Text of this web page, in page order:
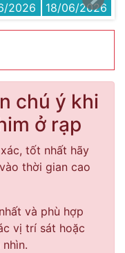
2026
18/06/2026
chú ý khi
ở rạp
tốt nhất hãy
thời gian cao
và phù hợp
vị trí sát hoặc